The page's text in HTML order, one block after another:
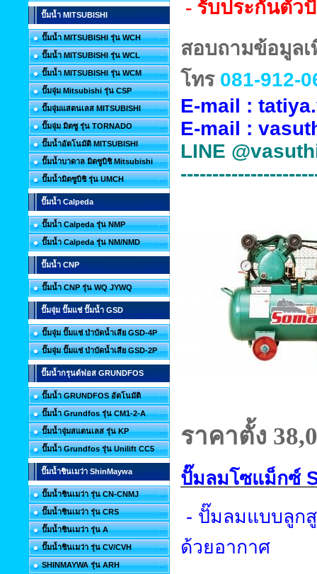
ปั๊มน้ำ MITSUBISHI
ปั๊มน้ำ MITSUBISHI รุ่น WCH
ปั๊มน้ำ MITSUBISHI รุ่น WCL
ปั๊มน้ำ MITSUBISHI รุ่น WCM
ปั๊มจุ่ม Mitsubishi รุ่น CSP
ปั๊มจุ่มแสตนเลส MITSUBISHI
ปั๊มจุ่ม มิตซู รุ่น TORNADO
ปั๊มน้ำอัตโนมัติ MITSUBISHI
ปั๊มน้ำบาดาล มิตซูบิชิ Mitsubishi
ปั๊มน้ำมิตซูบิชิ รุ่น UMCH
ปั๊มน้ำ Calpeda
ปั๊มน้ำ Calpeda รุ่น NMP
ปั๊มน้ำ Calpeda รุ่น NM/NMD
ปั๊มน้ำ CNP
ปั๊มน้ำ CNP รุ่น WQ JYWQ
ปั๊มจุ่ม ปั๊มแช่ ปั๊มน้ำ GSD
ปั๊มจุ่ม ปั๊มแช่ บำบัดน้ำเสีย GSD-4P
ปั๊มจุ่ม ปั๊มแช่ บำบัดน้ำเสีย GSD-2P
ปั๊มน้ำกรุนด์ฟอส GRUNDFOS
ปั๊มน้ำ GRUNDFOS อัตโนมัติ
ปั๊มน้ำ Grundfos รุ่น CM1-2-A
ปั๊มน้ำจุ่มสแตนเลส รุ่น KP
ปั๊มน้ำ Grundfos รุ่น Unilift CC5
ปั๊มน้ำชินเมว่า ShinMaywa
ปั๊มน้ำชินเมว่า รุ่น CN-CNMJ
ปั๊มน้ำชินเมว่า รุ่น CRS
ปั๊มน้ำชินเมว่า รุ่น A
ปั๊มน้ำชินเมว่า รุ่น CV/CVH
SHINMAYWA รุ่น ARH
- รับประกันตัว
สอบถามข้อมูลเ
โทร 081-912-
E-mail :
E-mail :
LINE
ราคาตั้ง 38,
ปั๊มลมโซแม็กซ์
- ปั๊มลมแบบลูก
ด้วยอากาศ